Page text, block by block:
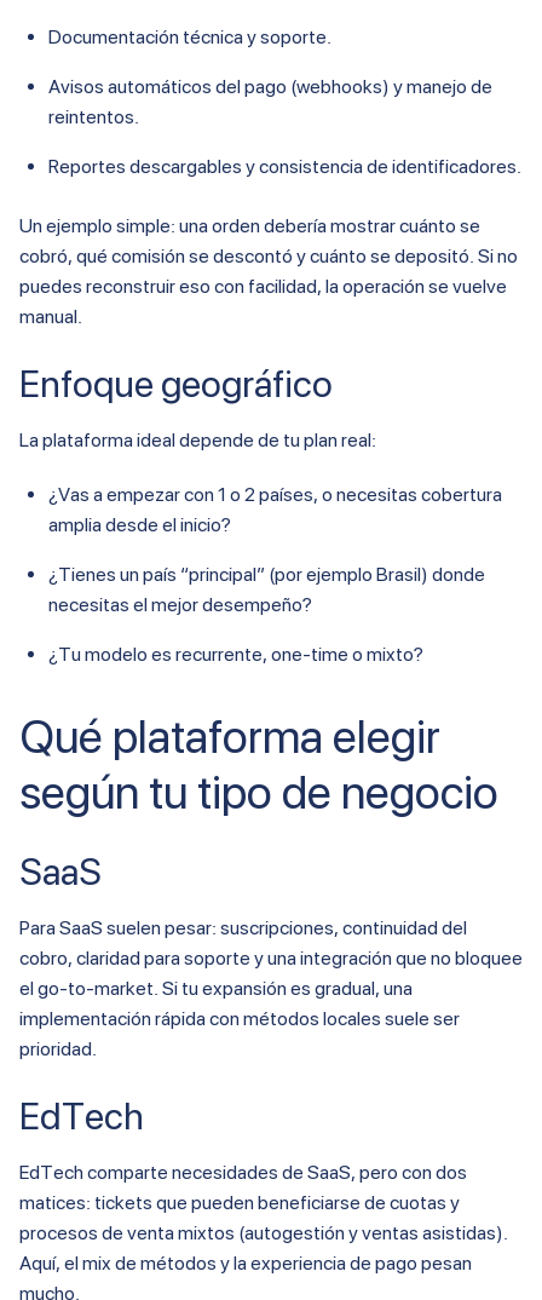
Documentación técnica y soporte.
Avisos automáticos del pago (webhooks) y manejo de
reintentos.
Reportes descargables y consistencia de identificadores.
Un ejemplo simple: una orden debería mostrar cuánto se
cobró, qué comisión se descontó y cuánto se depositó. Si no
puedes reconstruir eso con facilidad, la operación se vuelve
manual.
Enfoque geográfico
La plataforma ideal depende de tu plan real:
¿Vas a empezar con 1 o 2 países, o necesitas cobertura
amplia desde el inicio?
¿Tienes un país “principal” (por ejemplo Brasil) donde
necesitas el mejor desempeño?
¿Tu modelo es recurrente, one-time o mixto?
Qué plataforma elegir
según tu tipo de negocio
SaaS
Para SaaS suelen pesar: suscripciones, continuidad del
cobro, claridad para soporte y una integración que no bloquee
el go-to-market. Si tu expansión es gradual, una
implementación rápida con métodos locales suele ser
prioridad.
EdTech
EdTech comparte necesidades de SaaS, pero con dos
matices: tickets que pueden beneficiarse de cuotas y
procesos de venta mixtos (autogestión y ventas asistidas).
Aquí, el mix de métodos y la experiencia de pago pesan
mucho.